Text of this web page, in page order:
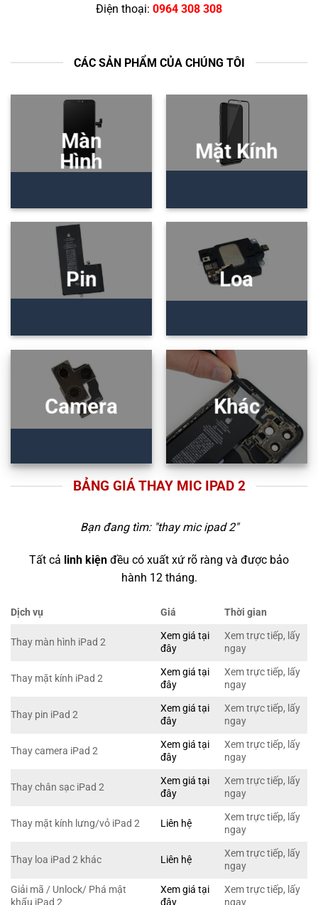
Điện thoại: 0964 308 308
CÁC SẢN PHẨM CỦA CHÚNG TÔI
Màn
Hình
Mặt Kính
Pin Loa
Camera Khác
BẢNG GIÁ THAY MIC IPAD 2
Bạn đang tìm: "thay mic ipad 2"
Tất cả linh kiện đều có xuất xứ rõ ràng và được bảo
hành 12 tháng.
Dịch vụ Giá Thời gian
Thay màn hình iPad 2
Xem giá tại
đây
Xem trực tiếp, lấy
ngay
Thay mặt kính iPad 2
Xem giá tại
đây
Xem trực tiếp, lấy
ngay
Thay pin iPad 2
Xem giá tại
đây
Xem trực tiếp, lấy
ngay
Thay camera iPad 2
Xem giá tại
đây
Xem trực tiếp, lấy
ngay
Thay chân sạc iPad 2
Xem giá tại
đây
Xem trực tiếp, lấy
ngay
Thay mặt kính lưng/vỏ iPad 2 Liên hệ
Xem trực tiếp, lấy
ngay
Thay loa iPad 2 khác Liên hệ
Xem trực tiếp, lấy
ngay
Giải mã / Unlock/ Phá mật
khẩu iPad 2
Xem giá tại
đây
Xem trực tiếp, lấy
ngay